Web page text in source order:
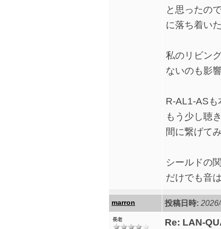
と思ったの
に落ち着い
私のリビン
ないのも影
R-AL1-ASも
もう少し聴
間に繋げて
シールドの
だけでも音
marron 投稿日時:
長老
Re: LAN-